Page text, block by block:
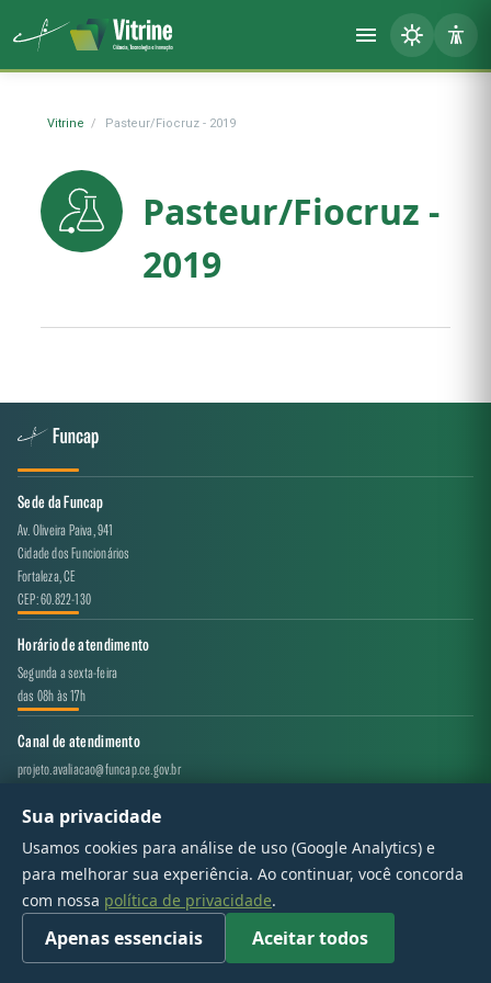
Vitrine Pasteur/Fiocruz - 2019
Pasteur/Fiocruz -
2019
Sede da Funcap
Av. Oliveira Paiva, 941
Cidade dos Funcionários
Fortaleza, CE
CEP: 60.822-130
Horário de atendimento
Segunda a sexta-feira
das 08h às 17h
Canal de atendimento
projeto.avaliacao@funcap.ce.gov.br
Sua privacidade
Usamos cookies para análise de uso (Google Analytics) e
para melhorar sua experiência. Ao continuar, você concorda
com nossa política de privacidade.
Apenas essenciais Aceitar todos